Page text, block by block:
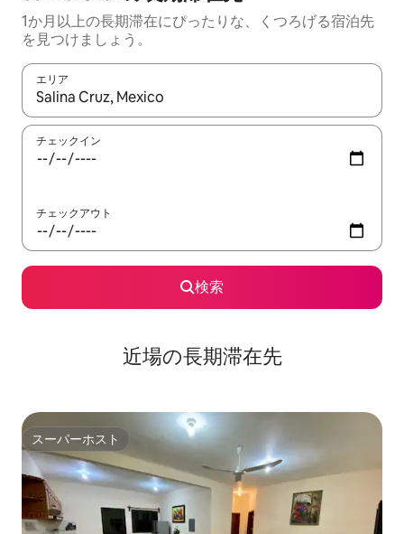
1か月以上の長期滞在にぴったりな、くつろげる宿泊先
を見つけましょう。
エリア
検索結果が表示されたら、上下の矢印キーを使って移動するか
チェックイン
チェックアウト
検索
近場の長期滞在先
スーパーホスト
スーパーホスト